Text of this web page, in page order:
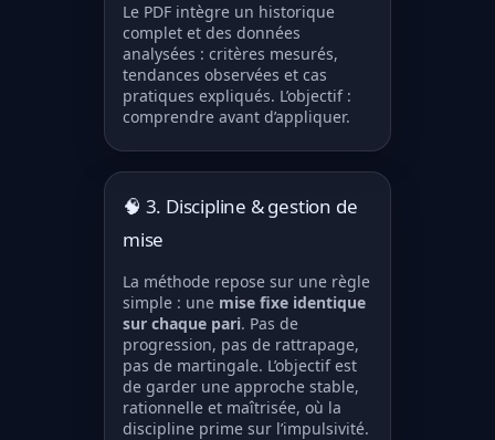
Le PDF intègre un historique
complet et des données
analysées : critères mesurés,
tendances observées et cas
pratiques expliqués. L’objectif :
comprendre avant d’appliquer.
🧠 3. Discipline & gestion de
mise
La méthode repose sur une règle
simple : une mise fixe identique
sur chaque pari. Pas de
progression, pas de rattrapage,
pas de martingale. L’objectif est
de garder une approche stable,
rationnelle et maîtrisée, où la
discipline prime sur l’impulsivité.